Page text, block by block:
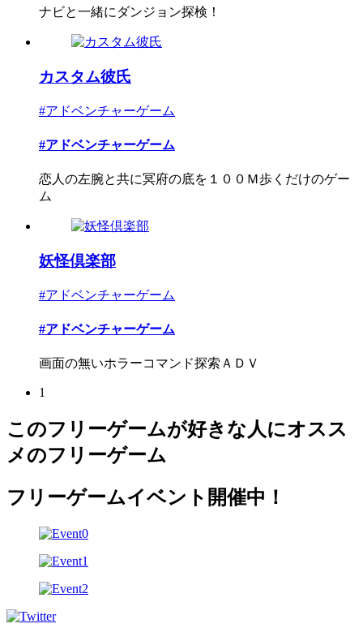
ナビと一緒にダンジョン探検！
カスタム彼氏
#アドベンチャーゲーム
#アドベンチャーゲーム
恋人の左腕と共に冥府の底を１００Ｍ歩くだけのゲー
ム
妖怪倶楽部
#アドベンチャーゲーム
#アドベンチャーゲーム
画面の無いホラーコマンド探索ＡＤＶ
1
このフリーゲームが好きな人にオスス
メのフリーゲーム
フリーゲームイベント開催中！